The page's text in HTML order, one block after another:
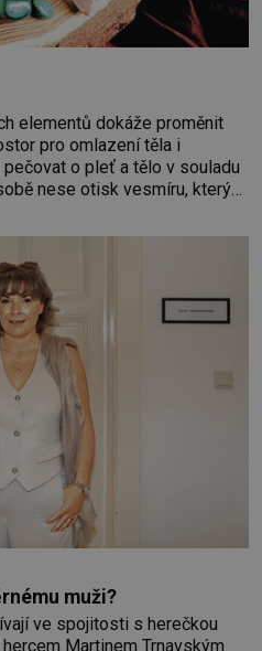
elementů dokáže proměnit
pro omlazení těla i
o pleť a tělo v souladu
nese otisk vesmíru, který
narozené ve znamení Berana,
muži?
ve spojitosti s herečkou
Martinem Trnavským